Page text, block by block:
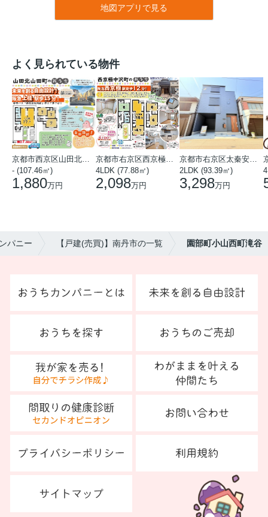
地図アプリで見る
よく見られている物件
- (107.46㎡)
1,880万円
4LDK (77.88㎡)
2,098万円
2LDK (93.39㎡)
3,298万円
パニー 【戸建(売買)】南丹市の一覧 園部町小山西町滝谷